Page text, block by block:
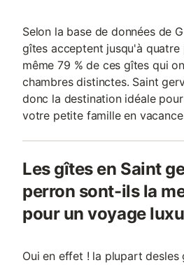
Selon la base de données de
gîtes acceptent jusqu'à quatre
même 79 % de ces gîtes qui
chambres distinctes. Saint
donc la destination idéale
votre petite famille en
Les gîtes en Saint
perron sont-ils la
pour un voyage
Oui en effet ! la plupart desles